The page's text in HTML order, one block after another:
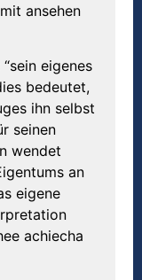
ansehen
eigenes
bedeutet,
ihn selbst
seinen
wendet
an
eigene
achiecha